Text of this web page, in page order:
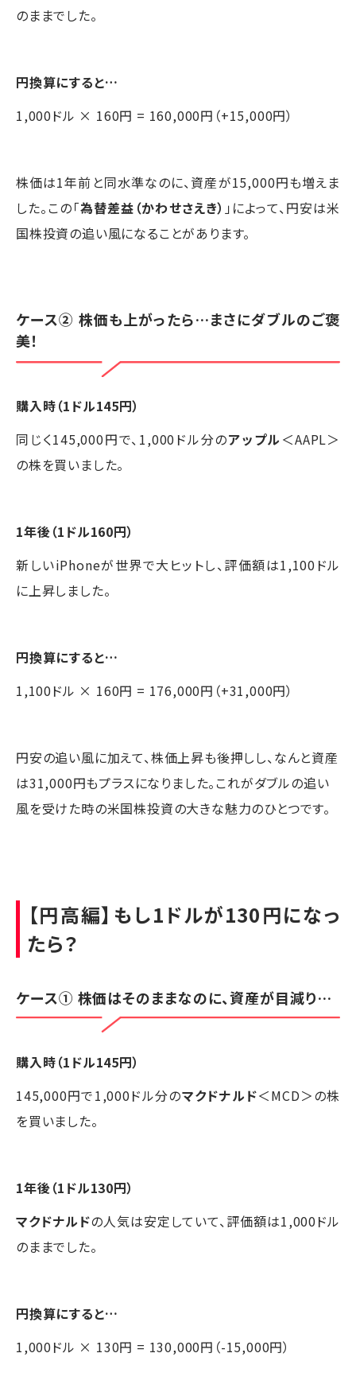
のままでした。
円換算にすると…
1,000ドル × 160円 = 160,000円（+15,000円）
株価は1年前と同水準なのに、資産が15,000円も増えま
した。この「為替差益（かわせさえき） 」によって、円安は米
国株投資の追い風になることがあります。
ケース② 株価も上がったら…まさにダブルのご褒
美！
購入時（1ドル145円）
同じく145,000円で、1,000ドル分のアップル ＜AAPL＞
の株を買いました。
1年後（1ドル160円）
新しいiPhoneが世界で大ヒットし、評価額は1,100ドル
に上昇しました。
円換算にすると…
1,100ドル × 160円 = 176,000円（+31,000円）
円安の追い風に加えて、株価上昇も後押しし、なんと資産
は31,000円もプラスになりました。これがダブルの追い
風を受けた時の米国株投資の大きな魅力のひとつです。
【円高編】もし1ドルが130円になっ
たら？
ケース① 株価はそのままなのに、資産が目減り…
購入時（1ドル145円）
145,000円で1,000ドル分のマクドナルド＜MCD＞の株
を買いました。
1年後（1ドル130円）
マクドナルドの人気は安定していて、評価額は1,000ドル
のままでした。
円換算にすると…
1,000ドル × 130円 = 130,000円（-15,000円）